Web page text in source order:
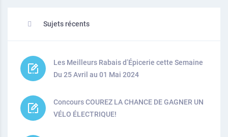
Sujets récents
Les Meilleurs Rabais d’Épicerie cette Semaine
Du 25 Avril au 01 Mai 2024
Concours COUREZ LA CHANCE DE GAGNER UN
VÉLO ÉLECTRIQUE!